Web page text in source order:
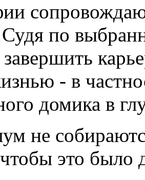
по
- в
домика в
не
чтобы это